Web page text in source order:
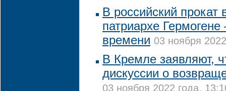
В российский
патриархе Гермогене
времени 03 ноября
В Кремле заявляют,
дискуссии о
03 ноября 2022 года,